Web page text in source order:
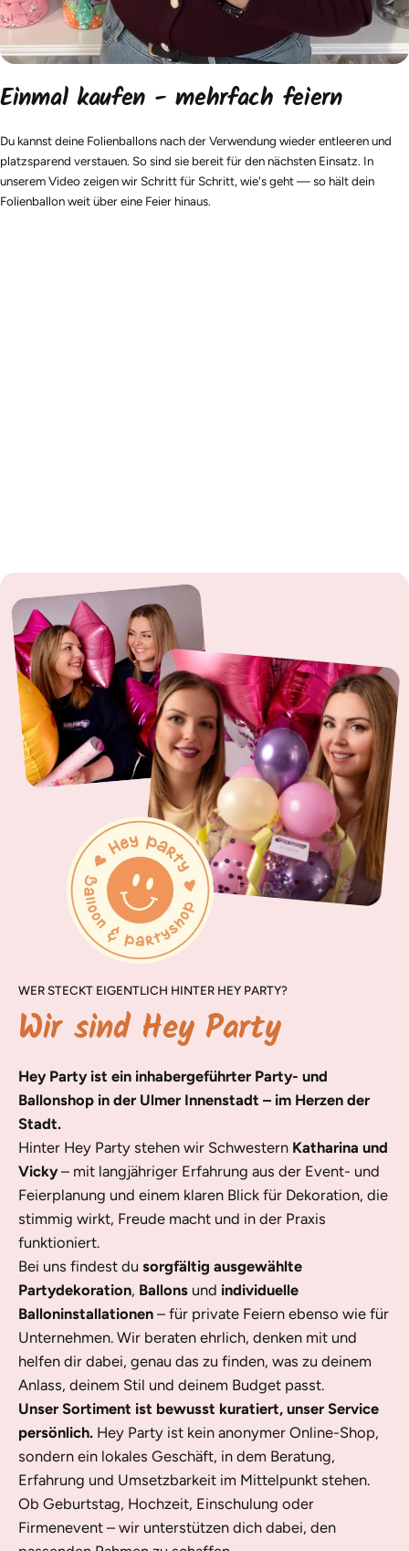
Einmal kaufen - mehrfach feiern
Du kannst deine Folienballons nach der Verwendung wieder entleeren und
platzsparend verstauen. So sind sie bereit für den nächsten Einsatz. In
unserem Video zeigen wir Schritt für Schritt, wie's geht — so hält dein
Folienballon weit über eine Feier hinaus.
WER STECKT EIGENTLICH HINTER HEY PARTY?
Wir sind Hey Party
Hey Party ist ein inhabergeführter Party- und
Ballonshop in der Ulmer Innenstadt – im Herzen der
Stadt.
Hinter Hey Party stehen wir Schwestern Katharina und
Vicky– mit langjähriger Erfahrung aus der Event- und
Feierplanung und einem klaren Blick für Dekoration, die
stimmig wirkt, Freude macht und in der Praxis
funktioniert.
Bei uns findest du sorgfältig ausgewählte
Partydekoration, Ballons und individuelle
Balloninstallationen – für private Feiern ebenso wie für
Unternehmen. Wir beraten ehrlich, denken mit und
helfen dir dabei, genau das zu finden, was zu deinem
Anlass, deinem Stil und deinem Budget passt.
Unser Sortiment ist bewusst kuratiert, unser Service
persönlich. Hey Party ist kein anonymer Online-Shop,
sondern ein lokales Geschäft, in dem Beratung,
Erfahrung und Umsetzbarkeit im Mittelpunkt stehen.
Ob Geburtstag, Hochzeit, Einschulung oder
Firmenevent – wir unterstützen dich dabei, den